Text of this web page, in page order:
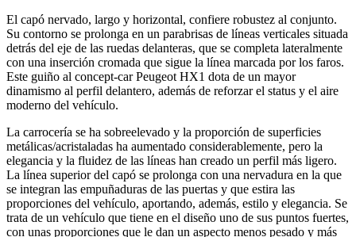
El capó nervado, largo y horizontal, confiere robustez al conjunto.
Su contorno se prolonga en un parabrisas de líneas verticales situada
detrás del eje de las ruedas delanteras, que se completa lateralmente
con una inserción cromada que sigue la línea marcada por los faros.
Este guiño al concept-car Peugeot HX1 dota de un mayor
dinamismo al perfil delantero, además de reforzar el status y el aire
moderno del vehículo.
La carrocería se ha sobreelevado y la proporción de superficies
metálicas/acristaladas ha aumentado considerablemente, pero la
elegancia y la fluidez de las líneas han creado un perfil más ligero.
La línea superior del capó se prolonga con una nervadura en la que
se integran las empuñaduras de las puertas y que estira las
proporciones del vehículo, aportando, además, estilo y elegancia. Se
trata de un vehículo que tiene en el diseño uno de sus puntos fuertes,
con unas proporciones que le dan un aspecto menos pesado y más